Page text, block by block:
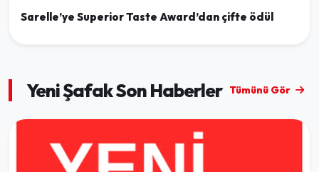
Sarelle’ye Superior Taste Award’dan çifte ödül
Yeni Şafak Son Haberler Tümünü Gör